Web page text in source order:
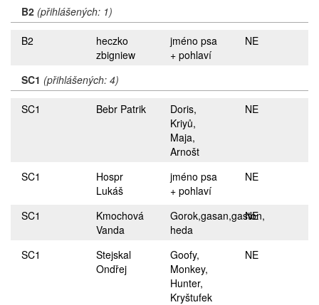
B2 (přihlášených: 1)
B2
heczko
zbigniew
jméno psa
+ pohlaví
NE
SC1 (přihlášených: 4)
SC1 Bebr Patrik
Doris,
Kriyů,
Maja,
Arnošt
NE
SC1
Hospr
Lukáš
jméno psa
+ pohlaví
NE
SC1
Kmochová
Vanda
Gorok,gasan,gaston,
heda
NE
SC1
Stejskal
Ondřej
Goofy,
Monkey,
Hunter,
Kryštufek
NE